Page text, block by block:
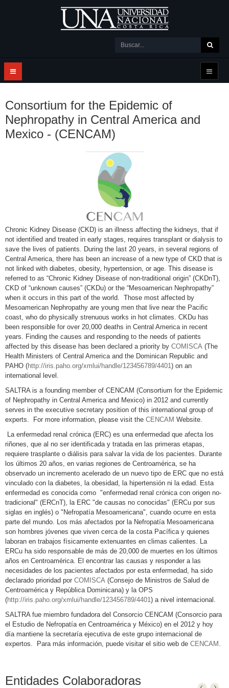
Consortium for the Epidemic of
Nephropathy in Central America and
Mexico - (CENCAM)
Chronic Kidney Disease (CKD) is an illness affecting the kidneys, that if
not identified and treated in early stages, requires transplant or dialysis to
save the lives of patients. During the last 20 years, in several regions of
Central America, there has been an increase of a new type of CKD that is
not linked with diabetes, obesity, hypertension, or age. This disease is
referred to as “Chronic Kidney Disease of non-traditional origin” (CKDnT),
CKD of “unknown causes” (CKDu) or the “Mesoamerican Nephropathy”
when it occurs in this part of the world. Those most affected by
Mesoamerican Nephropathy are young men that live near the Pacific
coast, who do physically strenuous works in hot climates. CKDu has
been responsible for over 20,000 deaths in Central America in recent
years. Finding the causes and responding to the needs of patients
affected by this disease has been declared a priority by COMISCA (The
Health Ministers of Central America and the Dominican Republic and
PAHO (http://iris.paho.org/xmlui/handle/123456789/4401) on an
international level.
SALTRA is a founding member of CENCAM (Consortium for the Epidemic
of Nephropathy in Central America and Mexico) in 2012 and currently
serves in the executive secretary position of this international group of
experts. For more information, please visit the CENCAM Website.
La enfermedad renal crónica (ERC) es una enfermedad que afecta los
riñones, que al no ser identificada y tratada en las primeras etapas,
requiere trasplante o diálisis para salvar la vida de los pacientes. Durante
los últimos 20 años, en varias regiones de Centroamérica, se ha
observado un incremento acelerado de un nuevo tipo de ERC que no está
vinculado con la diabetes, la obesidad, la hipertensión ni la edad. Esta
enfermedad es conocida como "enfermedad renal crónica con origen no-
tradicional" (ERCnT), la ERC "de causas no conocidas" (ERCu por sus
siglas en inglés) o "Nefropatía Mesoamericana", cuando ocurre en esta
parte del mundo. Los más afectados por la Nefropatía Mesoamericana
son hombres jóvenes que viven cerca de la costa Pacífica y quienes
laboran en trabajos físicamente extenuantes en climas calientes. La
ERCu ha sido responsable de más de 20,000 de muertes en los últimos
años en Centroamérica. El encontrar las causas y responder a las
necesidades de los pacientes afectados por esta enfermedad, ha sido
declarado prioridad por COMISCA (Consejo de Ministros de Salud de
Centroamérica y República Dominicana) y la OPS
(http://iris.paho.org/xmlui/handle/123456789/4401) a nivel internacional.
SALTRA fue miembro fundadora del Consorcio CENCAM (Consorcio para
el Estudio de Nefropatía en Centroamérica y México) en el 2012 y hoy
día mantiene la secretaría ejecutiva de este grupo internacional de
expertos. Para más información, puede visitar el sitio web de CENCAM .
Entidades Colaboradoras